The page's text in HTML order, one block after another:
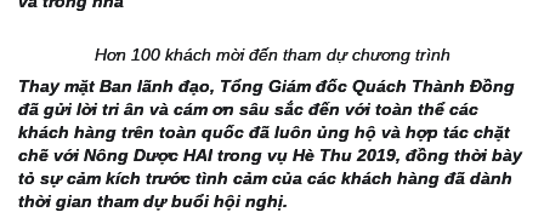
Hơn 100 khách mời đến tham dự chương trình
Thay mặt Ban lãnh đạo, Tổng Giám đốc Quách Thành Đồng
đã gửi lời tri ân và cám ơn sâu sắc đến với toàn thể các
khách hàng trên toàn quốc đã luôn ủng hộ và hợp tác chặt
chẽ với Nông Dược HAI trong vụ Hè Thu 2019, đồng thời bày
tỏ sự cảm kích trước tình cảm của các khách hàng đã dành
thời gian tham dự buổi hội nghị.